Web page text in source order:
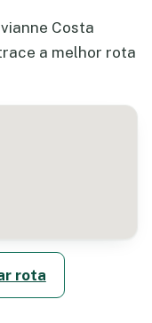
Costa
a melhor rota
rota